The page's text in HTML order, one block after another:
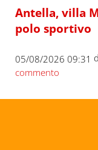
Antella, villa
polo sportivo
05/08/2026 09:31
commento